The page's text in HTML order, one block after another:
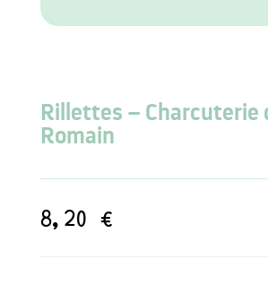
Rillettes – Charcuterie
Romain
8,20 €